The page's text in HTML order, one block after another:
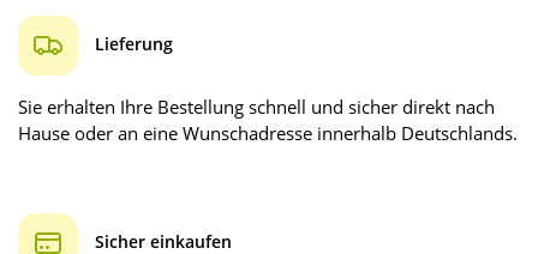
Lieferung
Sie erhalten Ihre Bestellung schnell und sicher direkt nach
Hause oder an eine Wunschadresse innerhalb Deutschlands.
Sicher einkaufen